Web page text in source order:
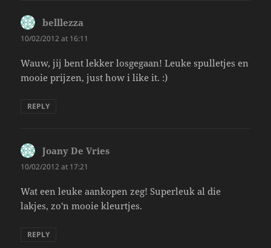
belllezza
10/02/2012 at 16:11
Wauw, jij bent lekker losgegaan! Leuke spulletjes en
mooie prijzen, just how i like it. :)
REPLY
Joany De Vries
10/02/2012 at 17:21
Wat een leuke aankopen zeg! Superleuk al die
lakjes, zo'n mooie kleurtjes.
REPLY